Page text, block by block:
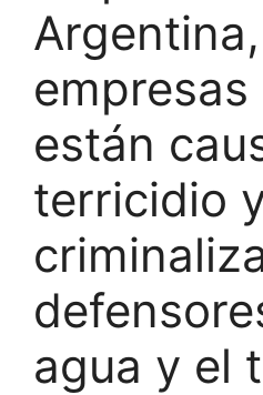
empresas
están
terricidio
agua y el